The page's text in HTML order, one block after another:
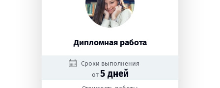
Дипломная работа
Сроки выполнения
от 5 дней